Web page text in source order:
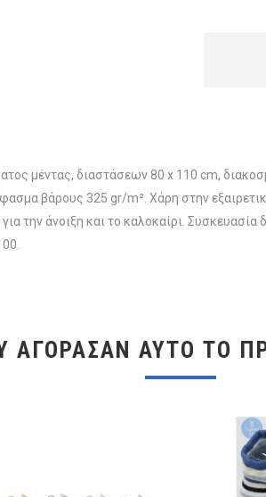
μέντας, διαστάσεων 80 x 110 cm,
βάρους 325 gr/m². Χάρη στην
την άνοιξη και το καλοκαίρι.
ΑΓΌΡΑΣΑΝ ΑΥΤΌ ΤΟ